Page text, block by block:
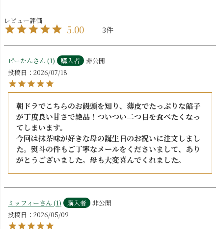
5.00 3
ピーたん 1 購入者
非公開
投稿日
2026/07/18
朝ドラでこちらのお饅頭を知り、薄皮でたっぷりな餡子
が丁度良い甘さで絶品！ついつい二つ目を食べたくなっ
てしまいます。
今回は抹茶味が好きな母の誕生日のお祝いに注文しまし
た。熨斗の件もご丁寧なメールをくださいまして、あり
がとうございました。母も大変喜んでくれました。
ミッフィー 1 購入者
非公開
投稿日
2026/05/09